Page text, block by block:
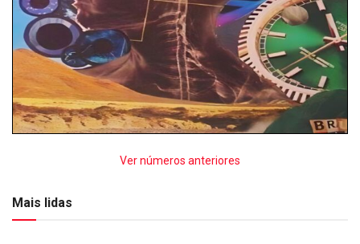
Ver números anteriores
Mais lidas